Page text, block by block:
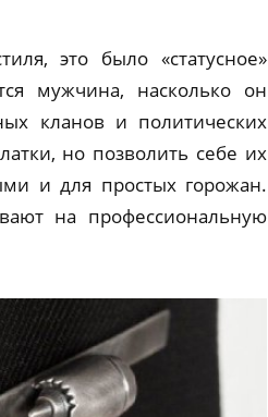
это было «статусное»
мужчина, насколько он
кланов и политических
но позволить себе их
и для простых горожан.
на профессиональную